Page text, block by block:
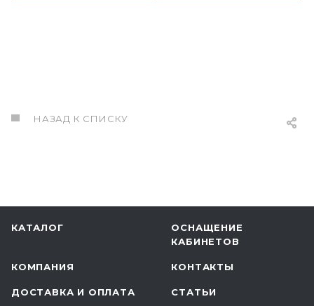
НАЗАД К СПИСКУ
КАТАЛОГ
ОСНАЩЕНИЕ
КАБИНЕТОВ
КОМПАНИЯ КОНТАКТЫ
ДОСТАВКА И ОПЛАТА СТАТЬИ